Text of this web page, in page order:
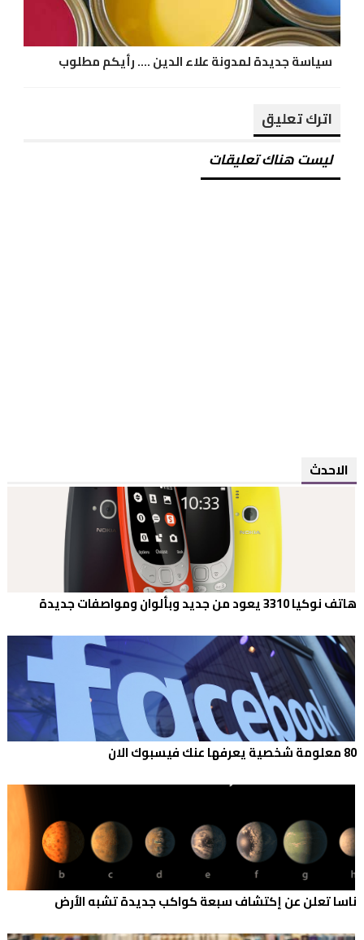
سياسة جديدة لمدونة علاء الدين .... رأيكم مطلوب
اترك تعليق
ليست هناك تعليقات
الاحدث
هاتف نوكيا 3310 يعود من جديد وبألوان ومواصفات جديدة
80 معلومة شخصية يعرفها عنك فيسبوك الان
ناسا تعلن عن إكتشاف سبعة كواكب جديدة تشبه الأرض